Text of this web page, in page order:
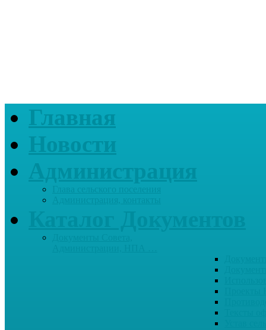
Главная
Новости
Администрация